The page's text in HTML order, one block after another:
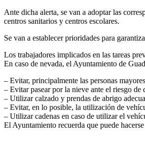
Ante dicha alerta, se van a adoptar las
centros sanitarios y centros escolares.
Se van a establecer prioridades para
Los trabajadores implicados en las tareas
En caso de nevada, el Ayuntamiento de
– Evitar, principalmente las personas
– Evitar pasear por la nieve ante el riesgo de
– Utilizar calzado y prendas de abrigo
– Evitar, en lo posible, la utilización de
– Utilizar cadenas en caso de utilizar el
El Ayuntamiento recuerda que puede